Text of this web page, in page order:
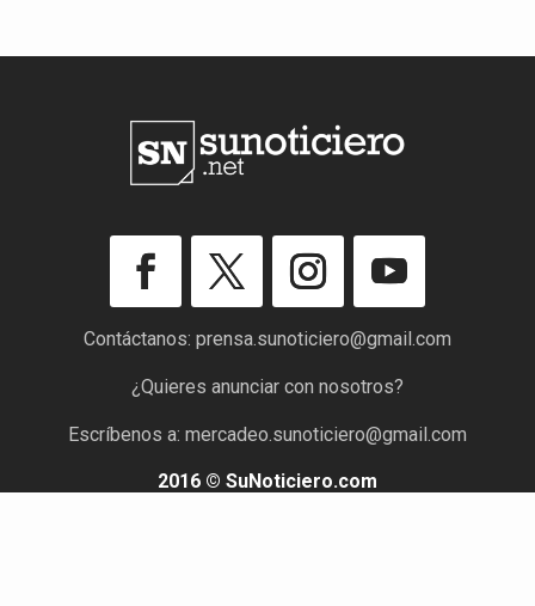
Contáctanos: prensa.sunoticiero@gmail.com
¿Quieres anunciar con nosotros?
Escríbenos a: mercadeo.sunoticiero@gmail.com
2016 © SuNoticiero.com